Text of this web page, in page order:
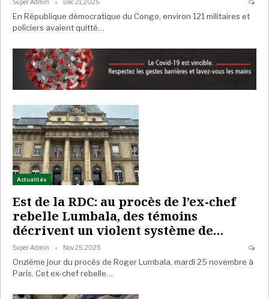
Super Admin Déc 21, 2025
En République démocratique du Congo, environ 121 militaires et
policiers avaient quitté…
Actualités
Est de la RDC: au procès de l’ex-chef
rebelle Lumbala, des témoins
décrivent un violent système de…
Super Admin Nov 25, 2025
Onzième jour du procès de Roger Lumbala, mardi 25 novembre à
Paris. Cet ex-chef rebelle…